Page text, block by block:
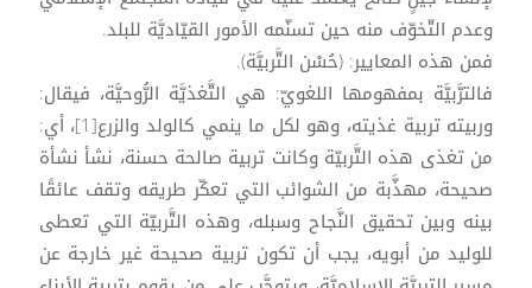
وعدم التّخوّف منه حين تسنّمه الأمور القيّاديَّة للبلد.
فمن هذه المعايير: (حُسْن التَّربيَّة).
فالترَّبيَّة بمفهومها اللغويّ: هي التَّغذيَّة الرُّوحيَّة، فيقال:
وربيته تربية غذيته، وهو لكل ما ينمي كالولد والزرع[1]، أي:
من تغذى هذه التَّربيّة وكانت تربية صالحة حسنة، نشأ نشأة
صحيحة، مهذَّبة من الشوائب التي تعكّر طريقه وتقف عائقًا
بينه وبين تحقيق النَّجاح وسبله، وهذه التَّربيّة التي تعطى
للوليد من أبويه، يجب أن تكون تربية صحيحة غير خارجة عن